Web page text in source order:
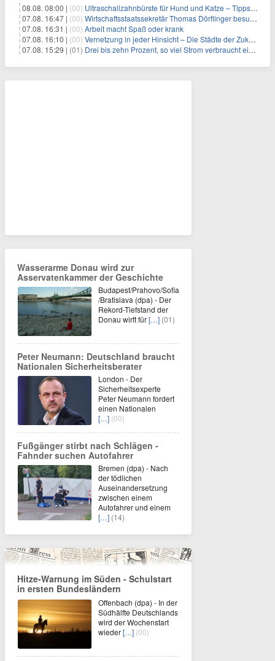
08.08. 08:00 | (00) Ultraschallzahnbürste für Hund und Katze – Tipps zur erfolgreichen Eingewöhnung
07.08. 16:47 | (00) Wirtschaftsstaatssekretär Thomas Dörflinger besucht Handwerksbetrieb im Kammerbezirk Freiburg
07.08. 16:31 | (00) Arbeit macht Spaß oder krank
07.08. 16:10 | (00) Vernetzung in jeder Hinsicht – Die Städte der Zukunft sind grün-blau
07.08. 15:29 | (01) Drei bis zehn Prozent, so viel Strom verbraucht ein Aufzug im Gebäude
Wasserarme Donau wird zur
Asservatenkammer der Geschichte
Budapest/Prahovo/Sofia
/Bratislava (dpa) - Der
Rekord-Tiefstand der
Donau wirft für[…] (01)
Peter Neumann: Deutschland braucht
Nationalen Sicherheitsberater
London - Der
Sicherheitsexperte
Peter Neumann fordert
einen Nationalen
[…] (00)
Fußgänger stirbt nach Schlägen -
Fahnder suchen Autofahrer
Bremen (dpa) - Nach
der tödlichen
Auseinandersetzung
zwischen einem
Autofahrer und einem
[…] (14)
Hitze-Warnung im Süden - Schulstart
in ersten Bundesländern
Offenbach (dpa) - In der
Südhälfte Deutschlands
wird der Wochenstart
wieder[…] (00)